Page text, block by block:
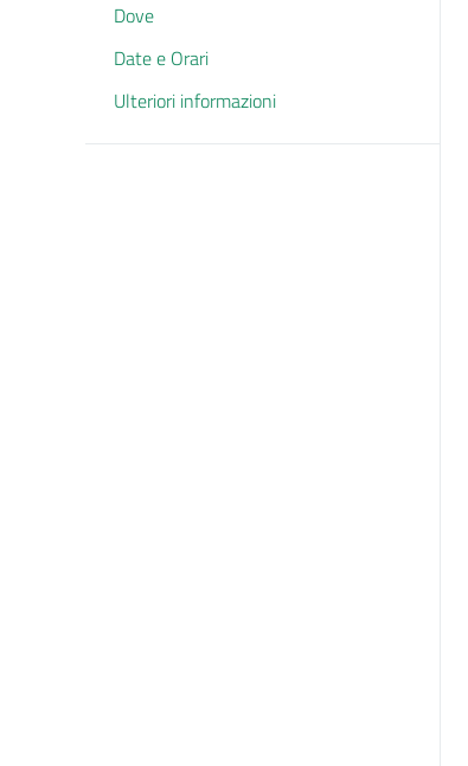
Dove
Date e Orari
Ulteriori informazioni